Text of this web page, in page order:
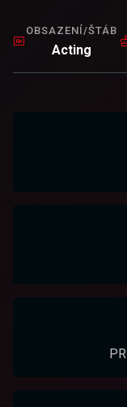
OBSAZENÍ/ŠTÁB
Acting